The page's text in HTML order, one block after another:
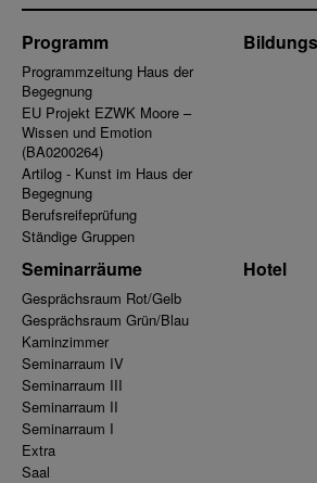
Programm
Programmzeitung Haus der
Begegnung
EU Projekt EZWK Moore –
Wissen und Emotion
(BA0200264)
Artilog - Kunst im Haus der
Begegnung
Berufsreifeprüfung
Ständige Gruppen
Seminarräume
Gesprächsraum Rot/Gelb
Gesprächsraum Grün/Blau
Kaminzimmer
Seminarraum IV
Seminarraum III
Seminarraum II
Seminarraum I
Extra
Saal
Hotel